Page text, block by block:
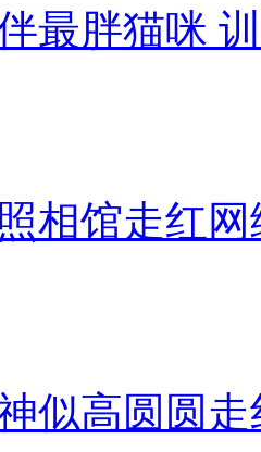
最胖猫咪
相馆走红网
似高圆圆走